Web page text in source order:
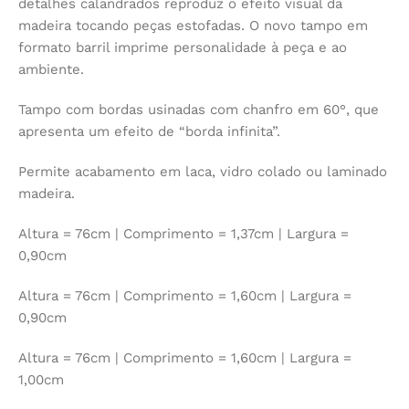
detalhes calandrados reproduz o efeito visual da
madeira tocando peças estofadas. O novo tampo em
formato barril imprime personalidade à peça e ao
ambiente.
Tampo com bordas usinadas com chanfro em 60°, que
apresenta um efeito de “borda infinita”.
Permite acabamento em laca, vidro colado ou laminado
madeira.
Altura = 76cm | Comprimento = 1,37cm | Largura =
0,90cm
Altura = 76cm | Comprimento = 1,60cm | Largura =
0,90cm
Altura = 76cm | Comprimento = 1,60cm | Largura =
1,00cm